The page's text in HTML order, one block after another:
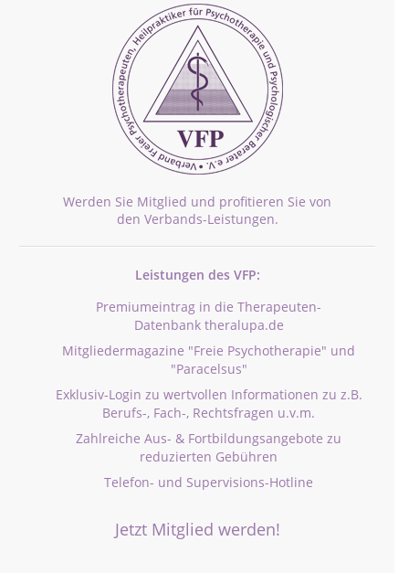
Werden Sie Mitglied und profitieren Sie von
den Verbands-Leistungen.
Leistungen des VFP:
Premiumeintrag in die Therapeuten-
Datenbank theralupa.de
Mitgliedermagazine "Freie Psychotherapie" und
"Paracelsus"
Exklusiv-Login zu wertvollen Informationen zu z.B.
Berufs-, Fach-, Rechtsfragen u.v.m.
Zahlreiche Aus- & Fortbildungsangebote zu
reduzierten Gebühren
Telefon- und Supervisions-Hotline
Jetzt Mitglied werden!